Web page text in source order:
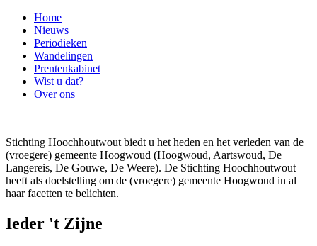
Home
Nieuws
Periodieken
Wandelingen
Prentenkabinet
Wist u dat?
Over ons
Stichting Hoochhoutwout biedt u het heden en het verleden van de
(vroegere) gemeente Hoogwoud (Hoogwoud, Aartswoud, De
Langereis, De Gouwe, De Weere). De Stichting Hoochhoutwout
heeft als doelstelling om de (vroegere) gemeente Hoogwoud in al
haar facetten te belichten.
Ieder 't Zijne